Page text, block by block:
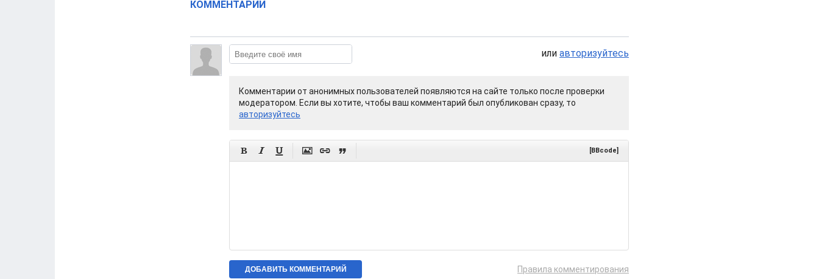
КОММЕНТАРИИ
или авторизуйтесь
Комментарии от анонимных пользователей появляются на сайте только после проверки
модератором. Если вы хотите, чтобы ваш комментарий был опубликован сразу, то
авторизуйтесь
      [BBcode]
Правила комментирования